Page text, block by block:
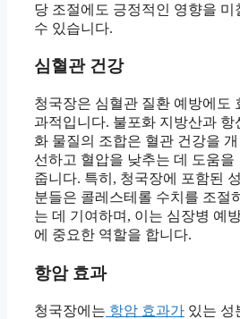
당 조절에도 긍정적인 영향을 미
수 있습니다.
심혈관 건강
청국장은 심혈관 질환 예방에도
과적입니다. 불포화 지방산과 항
화 물질의 조합은 혈관 건강을 개
선하고 혈압을 낮추는 데 도움을
줍니다. 특히, 청국장에 포함된 성
분들은 콜레스테롤 수치를 조절
는 데 기여하며, 이는 심장병 예
에 중요한 역할을 합니다.
항암 효과
청국장에는 항암 효과가 있는 성